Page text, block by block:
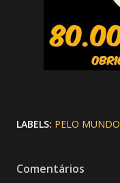
LABELS: PELO MUNDO
Comentários